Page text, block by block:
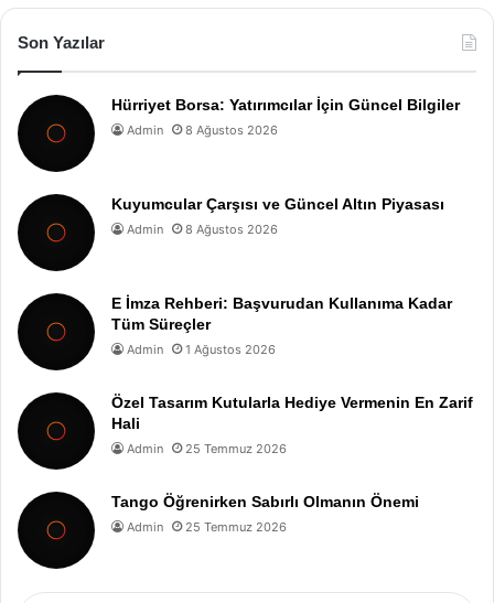
Son Yazılar
Hürriyet Borsa: Yatırımcılar İçin Güncel Bilgiler
Admin 8 Ağustos 2026
Kuyumcular Çarşısı ve Güncel Altın Piyasası
Admin 8 Ağustos 2026
E İmza Rehberi: Başvurudan Kullanıma Kadar
Tüm Süreçler
Admin 1 Ağustos 2026
Özel Tasarım Kutularla Hediye Vermenin En Zarif
Hali
Admin 25 Temmuz 2026
Tango Öğrenirken Sabırlı Olmanın Önemi
Admin 25 Temmuz 2026